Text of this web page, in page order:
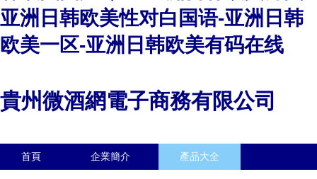
亚洲日韩欧美性对白国语-亚洲日韩
欧美一区-亚洲日韩欧美有码在线
貴州微酒網電子商務有限公司
首頁 企業簡介 產品大全